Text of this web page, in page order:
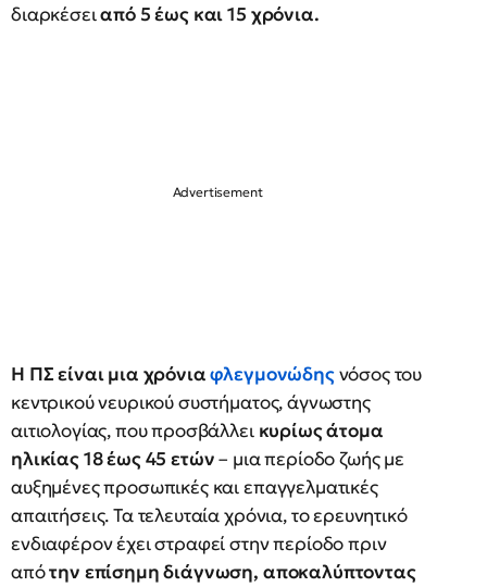
διαρκέσειαπό 5 έως και 15 χρόνια.
Η ΠΣ είναι μια χρόνιαφλεγμονώδηςνόσος του
κεντρικού νευρικού συστήματος, άγνωστης
αιτιολογίας, που προσβάλλει κυρίως άτομα
ηλικίας 18 έως 45 ετών– μια περίοδο ζωής με
αυξημένες προσωπικές και επαγγελματικές
απαιτήσεις. Τα τελευταία χρόνια, το ερευνητικό
ενδιαφέρον έχει στραφεί στην περίοδο πριν
απότην επίσημη διάγνωση, αποκαλύπτοντας